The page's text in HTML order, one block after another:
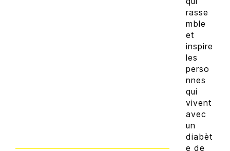
rasse
mble
et
inspire
les
perso
nnes
qui
vivent
avec
un
diabèt
e de